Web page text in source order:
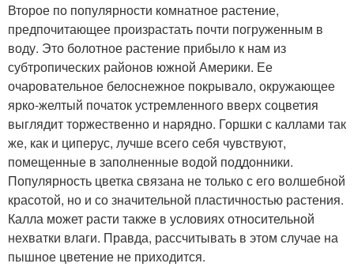
Второе по популярности комнатное растение,
предпочитающее произрастать почти погруженным в
воду. Это болотное растение прибыло к нам из
субтропических районов южной Америки. Ее
очаровательное белоснежное покрывало, окружающее
ярко-желтый початок устремленного вверх соцветия
выглядит торжественно и нарядно. Горшки с каллами так
же, как и циперус, лучше всего себя чувствуют,
помещенные в заполненные водой поддонники.
Популярность цветка связана не только с его волшебной
красотой, но и со значительной пластичностью растения.
Калла может расти также в условиях относительной
нехватки влаги. Правда, рассчитывать в этом случае на
пышное цветение не приходится.